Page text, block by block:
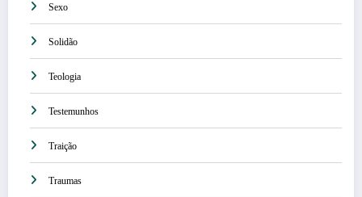
Sexo
Solidão
Teologia
Testemunhos
Traição
Traumas